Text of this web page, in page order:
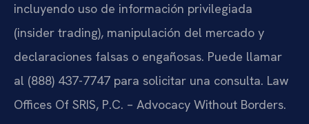
incluyendo uso de información privilegiada
(insider trading), manipulación del mercado y
declaraciones falsas o engañosas. Puede llamar
al (888) 437-7747 para solicitar una consulta. Law
Offices Of SRIS, P.C. – Advocacy Without Borders.